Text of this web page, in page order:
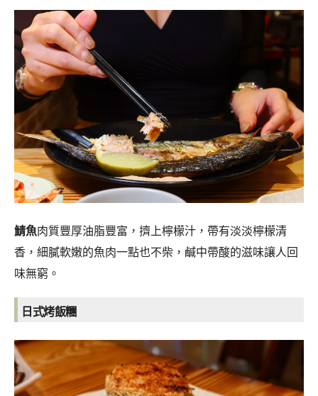
鯖魚肉質豐厚油脂豐富，擠上檸檬汁，帶有淡淡檸檬清
香，細膩軟嫩的魚肉一點也不柴，鹹中帶酸的滋味讓人回
味無窮。
日式烤飯糰